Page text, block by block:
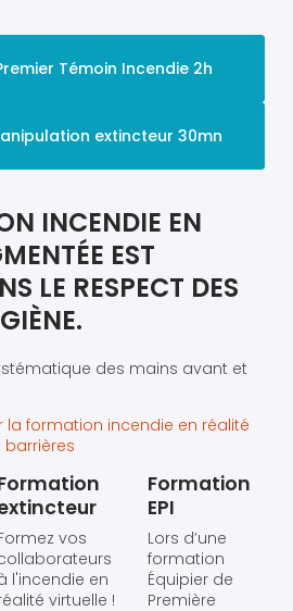
Témoin Incendie 2h
extincteur 30mn
INCENDIE EN
EST
LE RESPECT DES
des mains avant et
la formation incendie en réalité
barrières
vos
l'incendie en
virtuelle !
Formation
EPI
Lors d’une
formation
Équipier de
Première